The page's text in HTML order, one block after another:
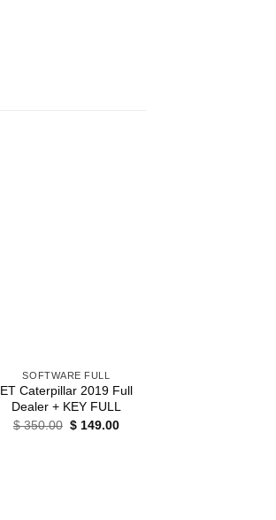
SOFTWARE FULL
ET Caterpillar 2019 Full
Dealer + KEY FULL
$350.00 El
$ 149.00El